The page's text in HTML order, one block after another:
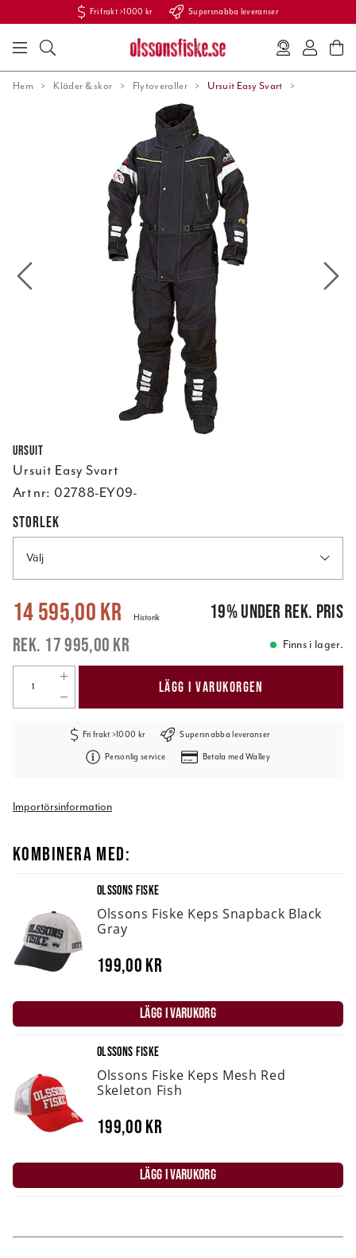
Fri frakt >1000 kr Supersnabba leveranser
Hem Kläder & skor Flytoveraller Ursuit Easy Svart
Ursuit
Ursuit Easy Svart
Art nr: 02788-EY09-
STORLEK
Välj
Nuvarande pris:14 595,00 kr 17 995,00 kr
14 595,00 kr
17 995,00 kr
Historik 19%under rek. pris
Finns i lager.
LÄGG I VARUKORGEN
Fri frakt >1000 kr Supersnabba leveranser
Personlig service Betala med Walley
Importörsinformation
KOMBINERA MED:
OLSSONS FISKE
Olssons Fiske Keps Snapback Black
Gray
199,00 kr
LÄGG I VARUKORG
OLSSONS FISKE
Olssons Fiske Keps Mesh Red
Skeleton Fish
199,00 kr
LÄGG I VARUKORG